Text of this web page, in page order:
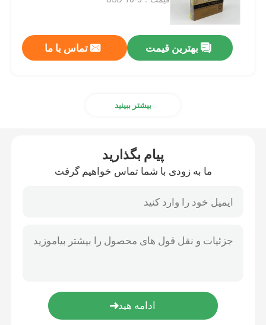
چاپ کتاب های هنری با پوشش سخت
چاپ کتاب رنگ آمیزی
بهترین قیمت تماس با ما
بیشتر ببینید
پیام بگذارید
ما به زودی با شما تماس خواهیم گرفت